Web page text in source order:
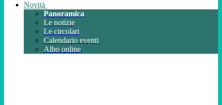
Novità
Panoramica
Le notizie
Le circolari
Calendario eventi
Albo online